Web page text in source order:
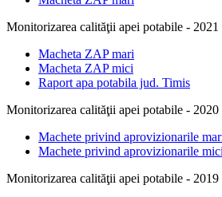
Monitorizarea calităţii apei potabile - 2021
Macheta ZAP mari
Macheta ZAP mici
Raport apa potabila jud. Timis
Monitorizarea calităţii apei potabile - 2020
Machete privind aprovizionarile
Machete privind aprovizionarile
Monitorizarea calităţii apei potabile - 2019